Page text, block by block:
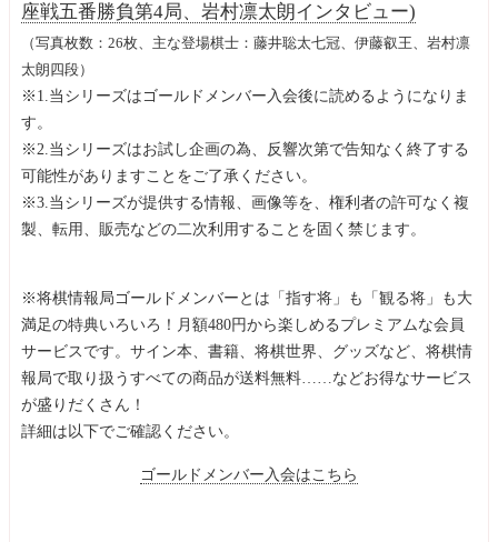
座戦五番勝負第4局、岩村凛太朗インタビュー)
（写真枚数：26枚、主な登場棋士：藤井聡太七冠、伊藤叡王、岩村凛
太朗四段）
※1.当シリーズはゴールドメンバー入会後に読めるようになりま
す。
※2.当シリーズはお試し企画の為、反響次第で告知なく終了する
可能性がありますことをご了承ください。
※3.当シリーズが提供する情報、画像等を、権利者の許可なく複
製、転用、販売などの二次利用することを固く禁じます。
※将棋情報局ゴールドメンバーとは「指す将」も「観る将」も大
満足の特典いろいろ！月額480円から楽しめるプレミアムな会員
サービスです。サイン本、書籍、将棋世界、グッズなど、将棋情
報局で取り扱うすべての商品が送料無料……などお得なサービス
が盛りだくさん！
詳細は以下でご確認ください。
ゴールドメンバー入会はこちら